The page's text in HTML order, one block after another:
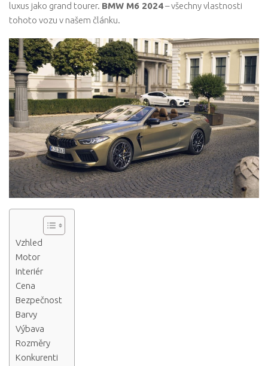
luxus jako grand tourer. BMW M6 2024– všechny vlastnosti
tohoto vozu v našem článku.
Vzhled
Motor
Interiér
Cena
Bezpečnost
Barvy
Výbava
Rozměry
Konkurenti